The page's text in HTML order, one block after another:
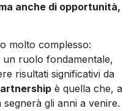
anche di opportunità,
molto complesso:
ruolo fondamentale,
risultati significativi da
è quella che, a
gli anni a venire.